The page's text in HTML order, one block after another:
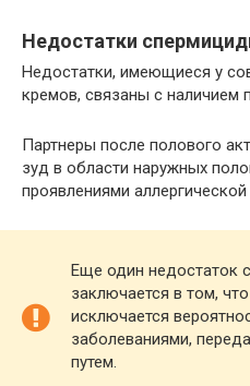
Недостатки
Недостатки, имеющиеся у
кремов, связаны с наличием
Партнеры после полового
зуд в области наружных
проявлениями аллергической
Еще один недостаток
заключается в том,
исключается
заболеваниями,
путем.